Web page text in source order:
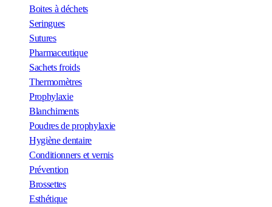
Boites à déchets
Seringues
Sutures
Pharmaceutique
Sachets froids
Thermomètres
Prophylaxie
Blanchiments
Poudres de prophylaxie
Hygiène dentaire
Conditionners et vernis
Prévention
Brossettes
Esthétique